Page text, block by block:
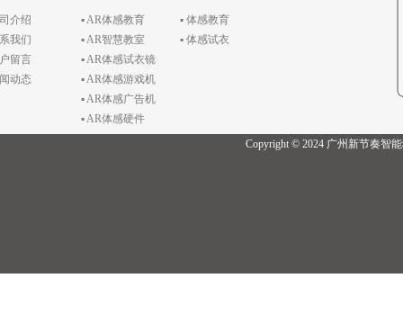
介绍
我们
留言
动态
▪ AR体感教育
▪ AR智慧教室
▪ AR体感试衣镜
▪ AR体感游戏机
▪ AR体感广告机
▪ AR体感硬件
▪ 体感教育
▪ 体感试衣
Copyright © 2024 广州新节奏智